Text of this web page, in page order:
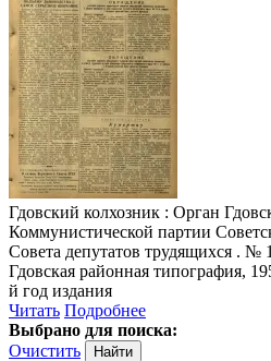
Гдовский колхозник : Орган
Коммунистической партии
Совета депутатов трудящихся . №
Гдовская районная типография,
й год издания
Читать Подробнее
Выбрано для поиска:
Очистить